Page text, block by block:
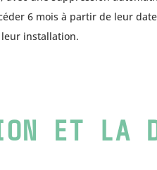
6 mois à partir de leur
leur installation.
ET LA